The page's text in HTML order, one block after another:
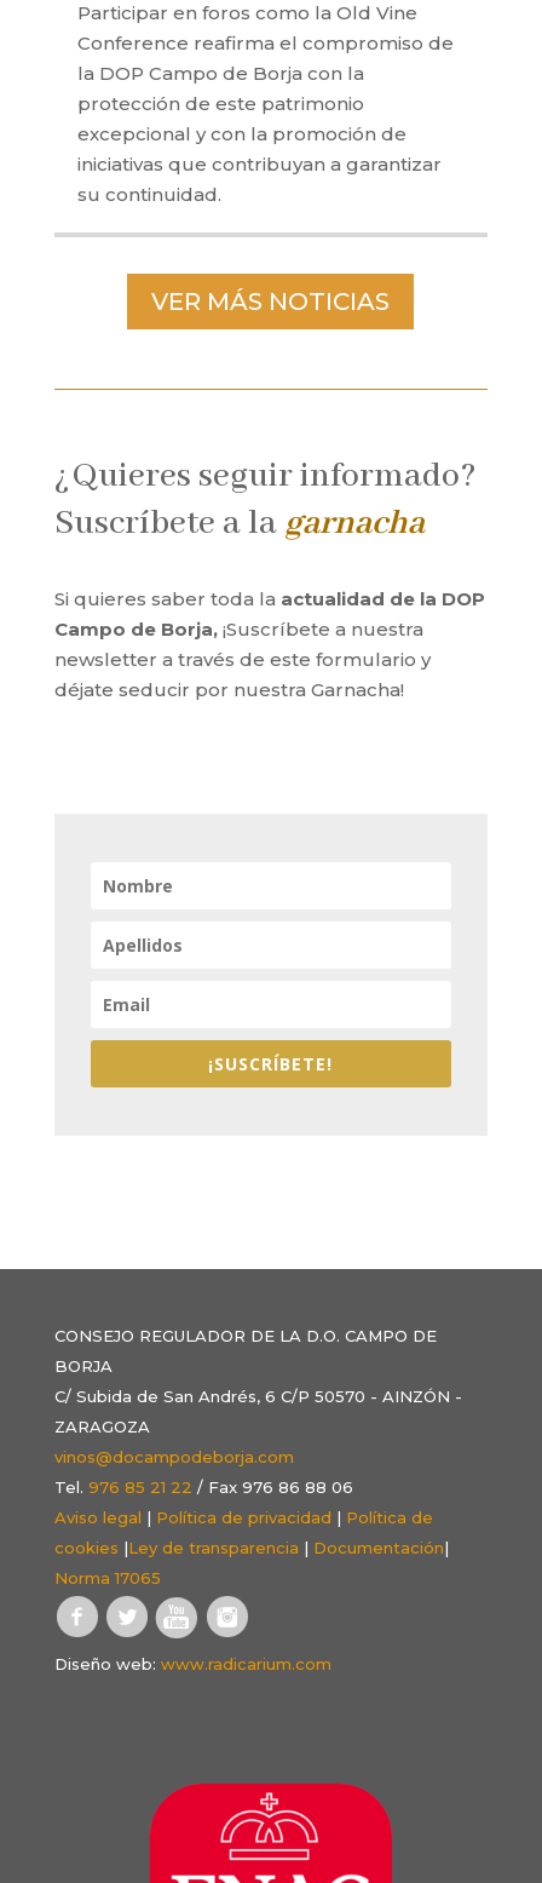
Participar en foros como la Old Vine
Conference reafirma el compromiso de
la DOP Campo de Borja con la
protección de este patrimonio
excepcional y con la promoción de
iniciativas que contribuyan a garantizar
su continuidad.
VER MÁS NOTICIAS
¿Quieres seguir informado?
Suscríbete a la garnacha
Si quieres saber toda la actualidad de la DOP
Campo de Borja,¡Suscríbete a nuestra
newsletter a través de este formulario y
déjate seducir por nuestra Garnacha!
¡SUSCRÍBETE!
CONSEJO REGULADOR DE LA D.O. CAMPO DE
BORJA
C/ Subida de San Andrés, 6 C/P 50570 - AINZÓN -
ZARAGOZA
vinos@docampodeborja.com
Tel. 976 85 21 22 / Fax 976 86 88 06
Aviso legal | Política de privacidad | Política de
cookies |Ley de transparencia | Documentación|
Norma 17065
Diseño web: www.radicarium.com